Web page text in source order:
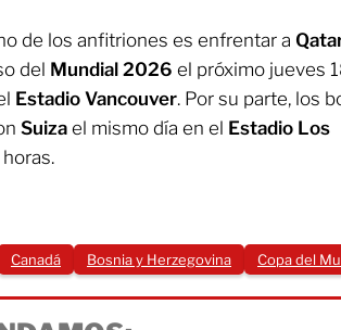
de los anfitriones es enfrentar a
del Mundial 2026 el próximo jueves
Estadio Vancouver. Por su parte, los
Suiza el mismo día en el Estadio Los
Canadá Bosnia y Herzegovina Copa del